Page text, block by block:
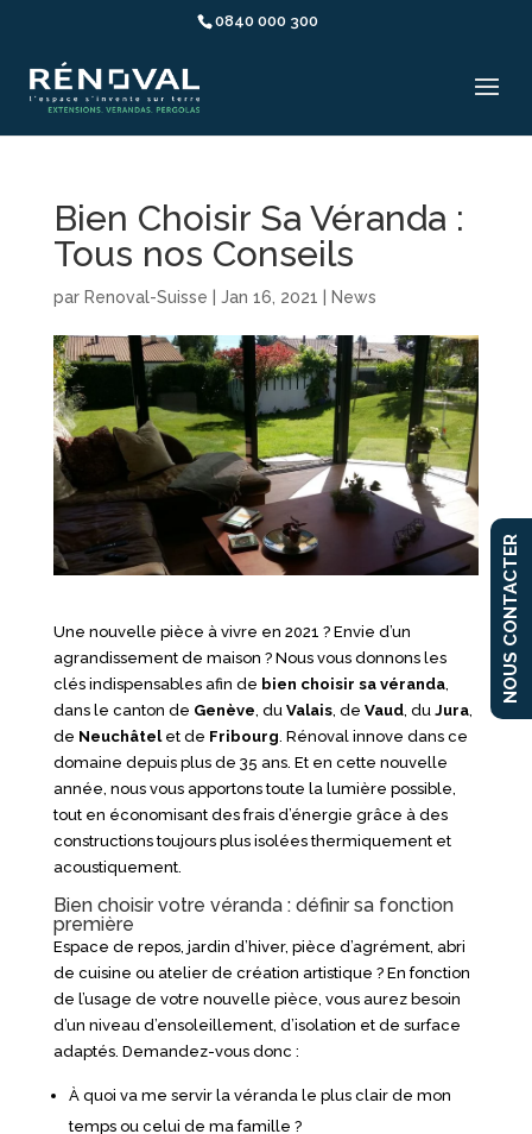
0840 000 300
Bien Choisir Sa Véranda :
Tous nos Conseils
par Renoval-Suisse Jan 16, 2021 News
Une nouvelle pièce à vivre en 2021 ? Envie d’un
agrandissement de maison ? Nous vous donnons les
clés indispensables afin de bien choisir sa véranda,
dans le canton de Genève , du Valais, de Vaud, du Jura,
de Neuchâtelet de Fribourg . Rénoval innove dans ce
domaine depuis plus de 35 ans. Et en cette nouvelle
année, nous vous apportons toute la lumière possible,
tout en économisant des frais d’énergie grâce à des
constructions toujours plus isolées thermiquement et
acoustiquement.
Bien choisir votre véranda : définir sa fonction
première
Espace de repos, jardin d’hiver, pièce d’agrément, abri
de cuisine ou atelier de création artistique ? En fonction
de l’usage de votre nouvelle pièce, vous aurez besoin
d’un niveau d’ensoleillement, d’isolation et de surface
adaptés. Demandez-vous donc :
À quoi va me servir la véranda le plus clair de mon
temps ou celui de ma famille ?
NOUS CONTACTER